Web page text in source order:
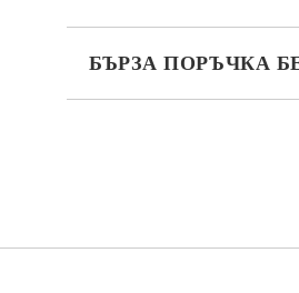
БЪРЗА ПОРЪЧКА